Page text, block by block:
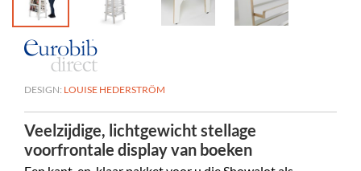
DESIGN: LOUISE HEDERSTRÖM
Veelzijdige, lichtgewicht stellage
voorfrontale display van boeken